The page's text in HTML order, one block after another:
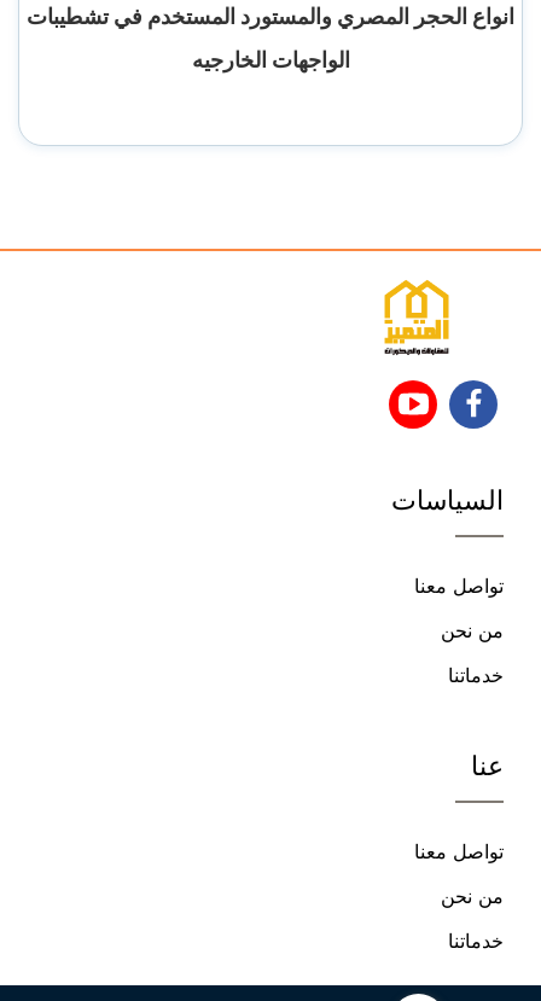
انواع الحجر المصري والمستورد المستخدم في تشطيبات
الواجهات الخارجيه
تابعنا
فيسبوك
تابعنا
السياسات
تواصل معنا
من نحن
خدماتنا
عنا
تواصل معنا
من نحن
خدماتنا